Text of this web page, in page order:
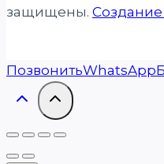
защищены.
ПозвонитьWhatsApp